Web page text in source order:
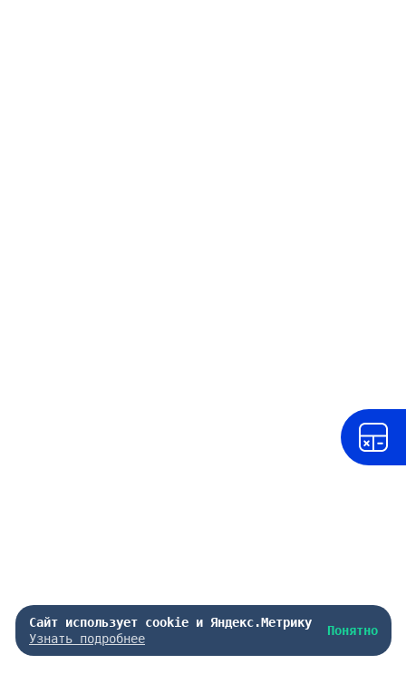
Сайт использует cookie и Яндекс.Метрику
Узнать подробнее
Понятно